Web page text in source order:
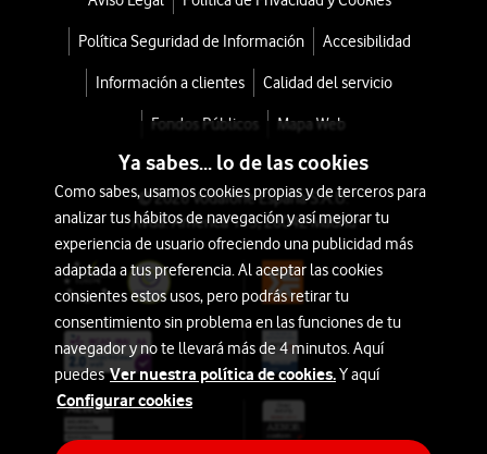
Política Seguridad de Información Accesibilidad
Información a clientes Calidad del servicio
Fondos Públicos Mapa Web
© 2026 Vodafone España S.A.U.
Avda. América 115, 28042 Madrid
Ya sabes... lo de las cookies
Como sabes, usamos cookies propias y de terceros para
analizar tus hábitos de navegación y así mejorar tu
experiencia de usuario ofreciendo una publicidad más
adaptada a tus preferencia. Al aceptar las cookies
consientes estos usos, pero podrás retirar tu
consentimiento sin problema en las funciones de tu
navegador y no te llevará más de 4 minutos. Aquí
puedesVer nuestra política de cookies.Y aquí
Configurar cookies